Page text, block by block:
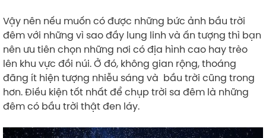
Vậy nên nếu muốn có được những bức ảnh bầu trời
đêm với những vì sao đầy lung linh và ấn tượng thì bạn
nên ưu tiên chọn những nơi có địa hình cao hay trèo
lên khu vực đồi núi. Ở đó, không gian rộng, thoáng
đãng ít hiện tượng nhiễu sáng và bầu trời cũng trong
hơn. Điều kiện tốt nhất để chụp trời sa đêm là những
đêm có bầu trời thật đen láy.